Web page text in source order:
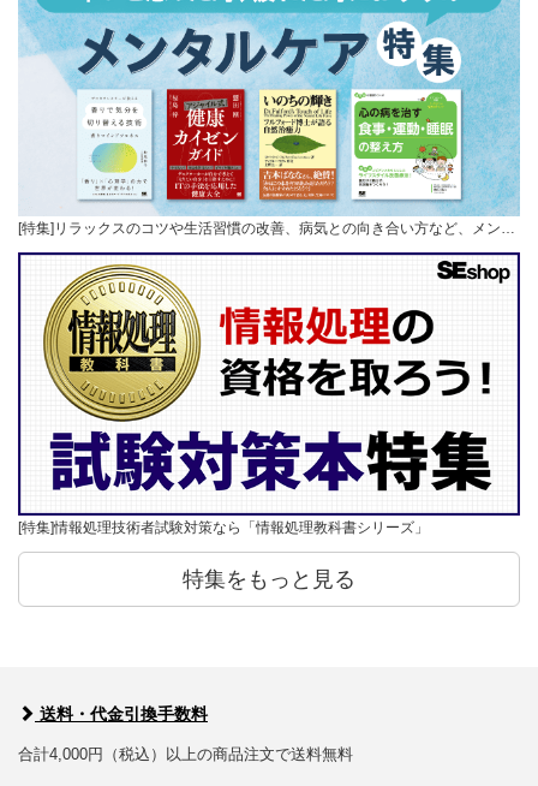
[特集]リラックスのコツや生活習慣の改善、病気との向き合い方など、メン…
[特集]情報処理技術者試験対策なら「情報処理教科書シリーズ」
特集をもっと見る
送料・代金引換手数料
合計4,000円（税込）以上の商品注文で送料無料